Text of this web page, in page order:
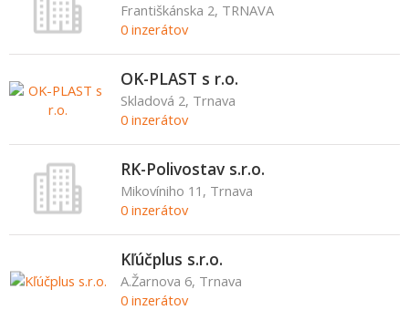
Františkánska 2, TRNAVA
0 inzerátov
OK-PLAST s r.o.
Skladová 2, Trnava
0 inzerátov
RK-Polivostav s.r.o.
Mikovíniho 11, Trnava
0 inzerátov
Kľúčplus s.r.o.
A.Žarnova 6, Trnava
0 inzerátov